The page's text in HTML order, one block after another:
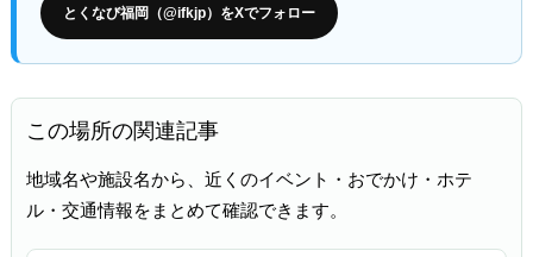
とくなび福岡（@ifkjp）をXでフォロー
この場所の関連記事
地域名や施設名から、近くのイベント・おでかけ・ホテ
ル・交通情報をまとめて確認できます。